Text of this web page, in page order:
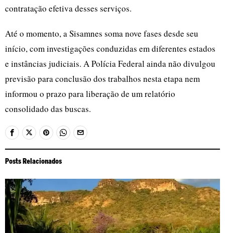
contratação efetiva desses serviços.
Até o momento, a Sisamnes soma nove fases desde seu
início, com investigações conduzidas em diferentes estados
e instâncias judiciais. A Polícia Federal ainda não divulgou
previsão para conclusão dos trabalhos nesta etapa nem
informou o prazo para liberação de um relatório
consolidado das buscas.
Posts Relacionados